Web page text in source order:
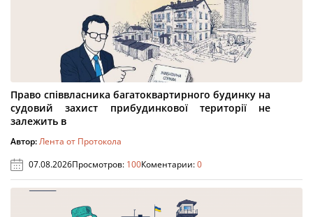
Право співвласника багатоквартирного будинку на
судовий захист прибудинкової території не
залежить в
Автор:Лента от Протокола
07.08.2026Просмотров: 100Коментарии:0